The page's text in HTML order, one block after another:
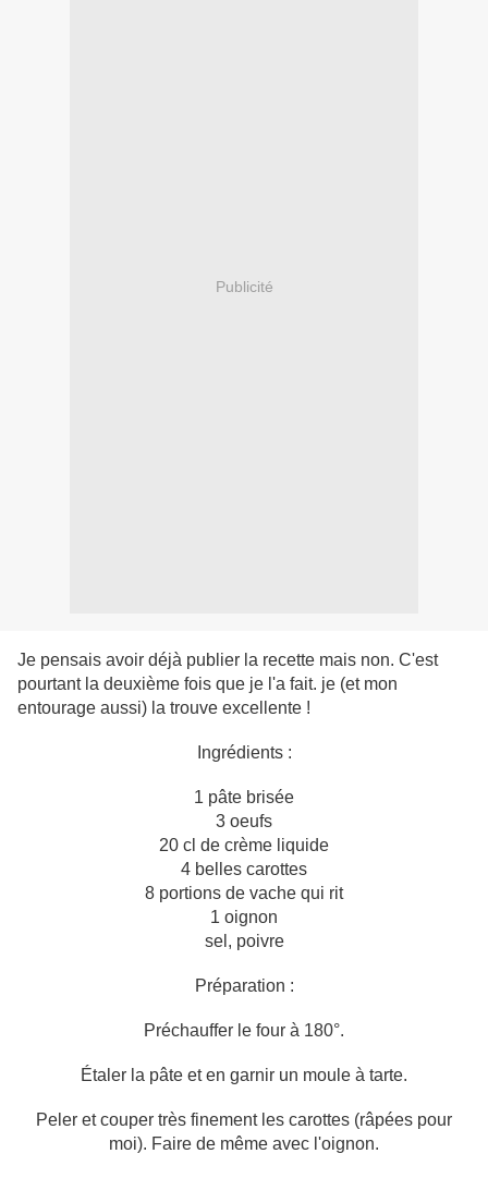
Publicité
Je pensais avoir déjà publier la recette mais non. C'est
pourtant la deuxième fois que je l'a fait. je (et mon
entourage aussi) la trouve excellente !
Ingrédients :
1 pâte brisée
3 oeufs
20 cl de crème liquide
4 belles carottes
8 portions de vache qui rit
1 oignon
sel, poivre
Préparation :
Préchauffer le four à 180°.
Étaler la pâte et en garnir un moule à tarte.
Peler et couper très finement les carottes (râpées pour
moi). Faire de même avec l'oignon.